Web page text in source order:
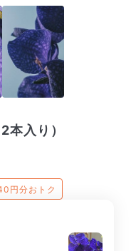
本入り）
円分おトク